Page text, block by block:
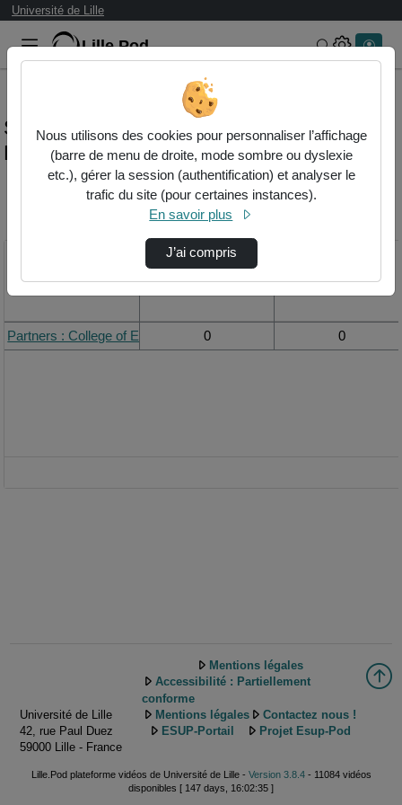
Université de Lille
Lille.Pod Rechercher
Statistiques de visualisation de la vidéo
Partners : college of europe
Modifier la période de
Vue de la journée
Partners : College of Europe 0 0
Université de Lille
42, rue Paul Duez
59000 Lille - France
Mentions légales
Accessibilité : Partiellement
conforme
Mentions légales
Contactez nous !
ESUP-Portail
Projet Esup-Pod
Lille.Pod plateforme vidéos de Université de Lille - Version 3.8.4- 11084 vidéos
disponibles [ 147 days, 16:02:35 ]
Nous utilisons des cookies pour personnaliser l’affichage
(barre de menu de droite, mode sombre ou dyslexie
etc.), gérer la session (authentification) et analyser le
trafic du site (pour certaines instances).
En savoir plus
J’ai compris